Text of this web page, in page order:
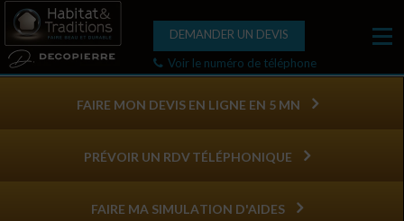
DEMANDER UN DEVIS
Voir le numéro de téléphone
FAIRE MON DEVIS EN LIGNE EN 5 MN
PRÉVOIR UN RDV TÉLÉPHONIQUE
FAIRE MA SIMULATION D'AIDES